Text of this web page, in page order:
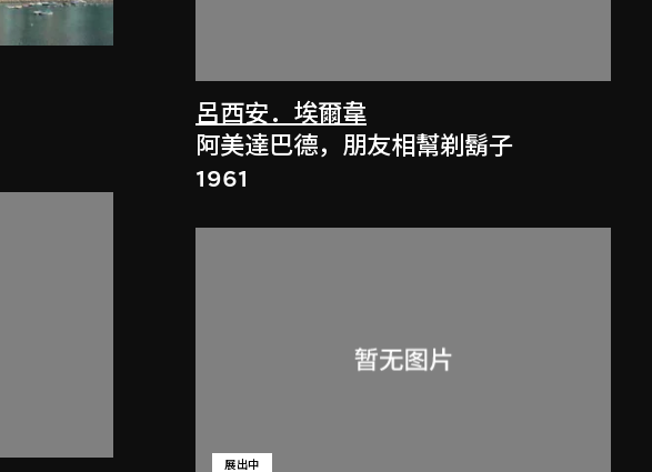
呂西安．埃爾韋
阿美達巴德，朋友相幫剃鬍子
1961
展出中